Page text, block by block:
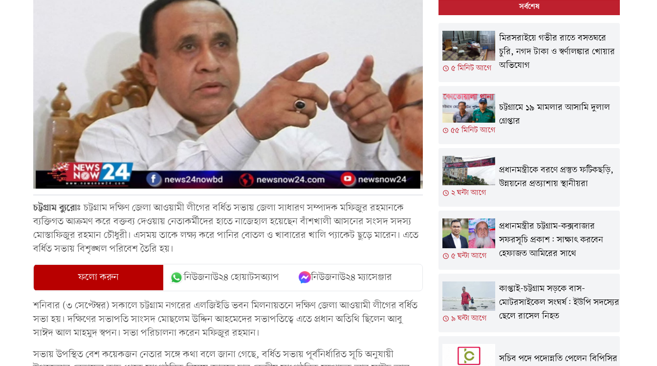
চট্টগ্রামব্যুরোঃ চট্টগ্রাম দক্ষিণ জেলা আওয়ামী লীগের বর্ধিত সভায় জেলা সাধারণ সম্পাদক মফিজুর রহমানকে
ব্যক্তিগত আক্রমণ করে বক্তব্য দেওয়ায় নেতাকর্মীদের হাতে নাজেহাল হয়েছেন বাঁশখালী আসনের সংসদ সদস্য
মোস্তাফিজুর রহমান চৌধুরী। এসময় তাকে লক্ষ্য করে পানির বোতল ও খাবারের খালি প্যাকেট ছুড়ে মারেন। এতে
বর্ধিত সভায় বিশৃঙ্খল পরিবেশ তৈরি হয়।
ফলো করুন নিউজনাউ২৪ হোয়াটসঅ্যাপ নিউজনাউ২৪ ম্যাসেঞ্জার
শনিবার (৩ সেপ্টেম্বর) সকালে চট্টগ্রাম নগরের এলজিইডি ভবন মিলনায়তনে দক্ষিণ জেলা আওয়ামী লীগের বর্ধিত
সভা হয়। দক্ষিণের সভাপতি সাংসদ মোছলেম উদ্দিন আহমেদের সভাপতিত্বে এতে প্রধান অতিথি ছিলেন আবু
সাঈদ আল মাহমুদ স্বপন। সভা পরিচালনা করেন মফিজুর রহমান।
সভায় উপস্থিত বেশ কয়েকজন নেতার সঙ্গে কথা বলে জানা গেছে, বর্ধিত সভায় পূর্বনির্ধারিত সূচি অনুযায়ী
সর্বশেষ
৫ মিনিট আগে
মিরসরাইয়ে গভীর রাতে বসতঘরে
চুরি, নগদ টাকা ও স্বর্ণালঙ্কার খোয়ার
অভিযোগ
৫৫ মিনিট আগে
চট্টগ্রামে ১৯ মামলার আসামি দুলাল
গ্রেপ্তার
২ ঘন্টা আগে
প্রধানমন্ত্রীকে বরণে প্রস্তুত ফটিকছড়ি,
উন্নয়নের প্রত্যাশায় স্থানীয়রা
৫ ঘন্টা আগে
প্রধানমন্ত্রীর চট্টগ্রাম-কক্সবাজার
সফরসূচি প্রকাশ: সাক্ষাৎ করবেন
হেফাজত আমিরের সাথে
৯ ঘন্টা আগে
কাপ্তাই-চট্টগ্রাম সড়কে বাস-
মোটরসাইকেল সংঘর্ষ: ইউপি সদস্যের
ছেলে রাসেল নিহত
সচিব পদে পদোন্নতি পেলেন বিপিসির